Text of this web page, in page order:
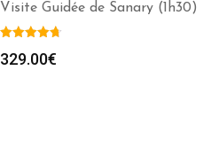
Visite Guidée de Sanary (1h30)
329.00€